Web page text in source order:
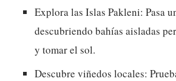
Explora las Islas Pakleni: Pasa
descubriendo bahías aisladas
y tomar el sol.
Descubre viñedos locales: